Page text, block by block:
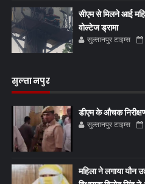
सीएम से मिलने आई
वोल्टेज ड्रामा
सुल्तानपुर टाइम्स
सुल्तानपुर
डीएम के औचक
सुल्तानपुर टाइम्स
महिला ने लगाया यौन